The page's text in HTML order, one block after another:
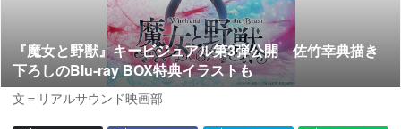
『魔女と野獣』キービジュアル第3弾公開 佐竹幸典描き
下ろしのBlu-ray BOX特典イラストも
文＝リアルサウンド映画部